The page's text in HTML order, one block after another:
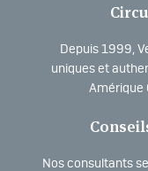
Depuis 1999,
uniques et
Amérique
Nos consultants